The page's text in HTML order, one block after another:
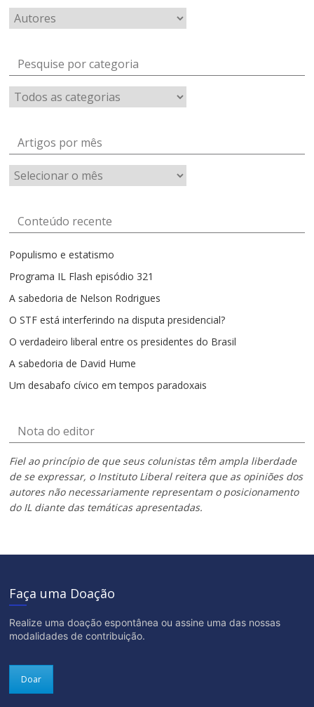
Pesquise por categoria
Artigos por mês
Artigos
por
Conteúdo recente
Populismo e estatismo
Programa IL Flash episódio 321
A sabedoria de Nelson Rodrigues
O STF está interferindo na disputa presidencial?
O verdadeiro liberal entre os presidentes do Brasil
A sabedoria de David Hume
Um desabafo cívico em tempos paradoxais
Nota do editor
Fiel ao princípio de que seus colunistas têm ampla liberdade
de se expressar, o Instituto Liberal reitera que as opiniões dos
autores não necessariamente representam o posicionamento
do IL diante das temáticas apresentadas.
Faça uma Doação
Realize uma doação espontânea ou assine uma das nossas
modalidades de contribuição.
Doar